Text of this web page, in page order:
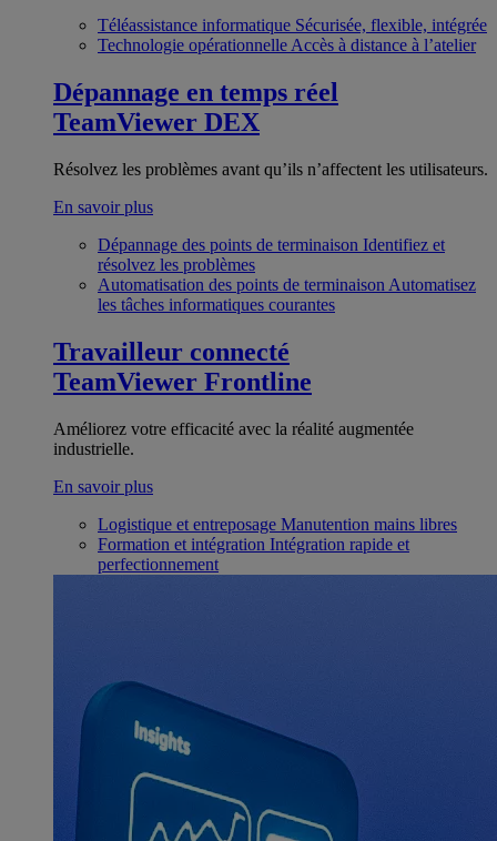
Téléassistance informatique Sécurisée, flexible, intégrée
Technologie opérationnelle Accès à distance à l’atelier
Dépannage en temps réel
TeamViewer DEX
Résolvez les problèmes avant qu’ils n’affectent les utilisateurs.
En savoir plus
Dépannage des points de terminaison Identifiez et
résolvez les problèmes
Automatisation des points de terminaison Automatisez
les tâches informatiques courantes
Travailleur connecté
TeamViewer Frontline
Améliorez votre efficacité avec la réalité augmentée
industrielle.
En savoir plus
Logistique et entreposage Manutention mains libres
Formation et intégration Intégration rapide et
perfectionnement